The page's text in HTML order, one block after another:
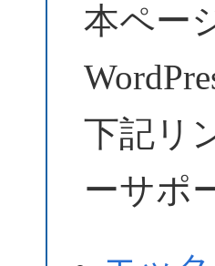
本ペー
下記リ
ーサポ